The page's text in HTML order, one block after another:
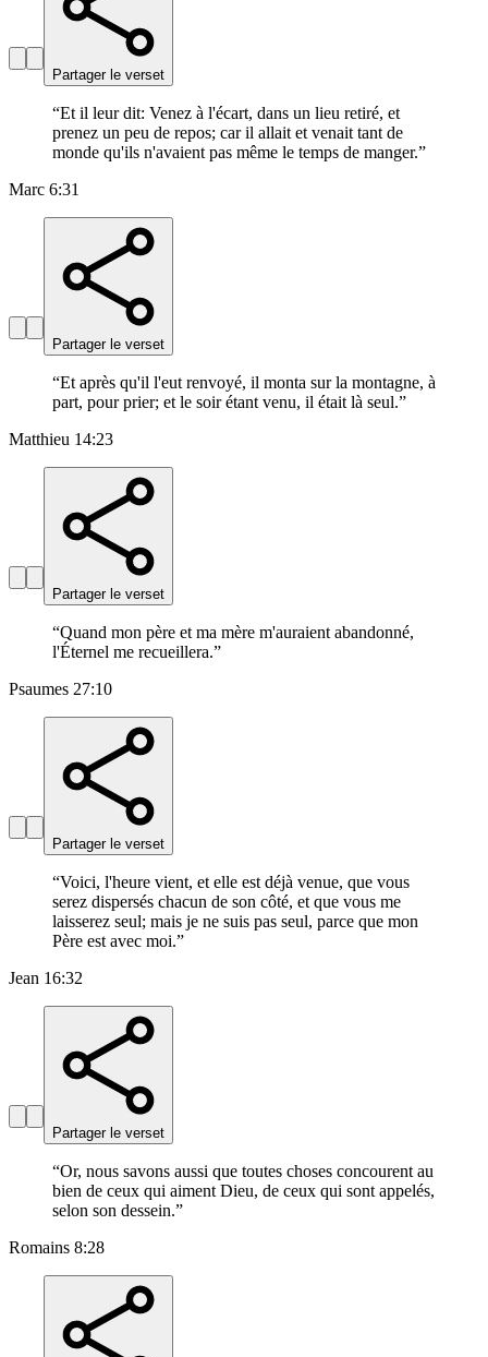
Partager le verset
“Et il leur dit: Venez à l'écart, dans un lieu retiré, et
prenez un peu de repos; car il allait et venait tant de
monde qu'ils n'avaient pas même le temps de manger.”
Marc 6:31
Partager le verset
“Et après qu'il l'eut renvoyé, il monta sur la montagne, à
part, pour prier; et le soir étant venu, il était là seul.”
Matthieu 14:23
Partager le verset
“Quand mon père et ma mère m'auraient abandonné,
l'Éternel me recueillera.”
Psaumes 27:10
Partager le verset
“Voici, l'heure vient, et elle est déjà venue, que vous
serez dispersés chacun de son côté, et que vous me
laisserez seul; mais je ne suis pas seul, parce que mon
Père est avec moi.”
Jean 16:32
Partager le verset
“Or, nous savons aussi que toutes choses concourent au
bien de ceux qui aiment Dieu, de ceux qui sont appelés,
selon son dessein.”
Romains 8:28